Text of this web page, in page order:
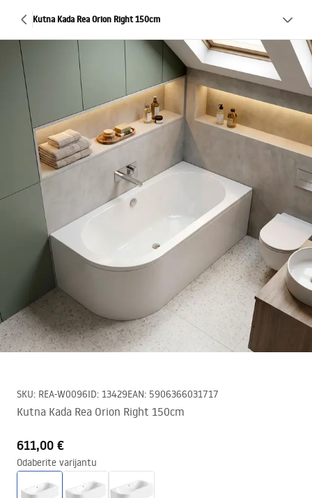
Kutna Kada Rea Orion Right 150cm
SKU: REA-W0096ID: 13429EAN: 5906366031717
Kutna Kada Rea Orion Right 150cm
611,00 €
Odaberite varijantu